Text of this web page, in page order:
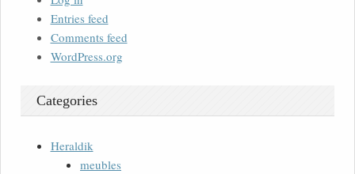
Entries feed
Comments feed
WordPress.org
Categories
Heraldik
meubles